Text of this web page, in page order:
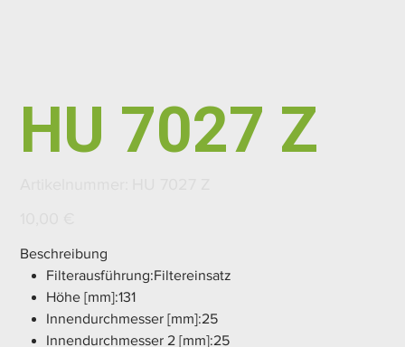
HU 7027 Z
Beschreibung
Filterausführung:Filtereinsatz
Höhe [mm]:131
Innendurchmesser [mm]:25
Innendurchmesser 2 [mm]:25